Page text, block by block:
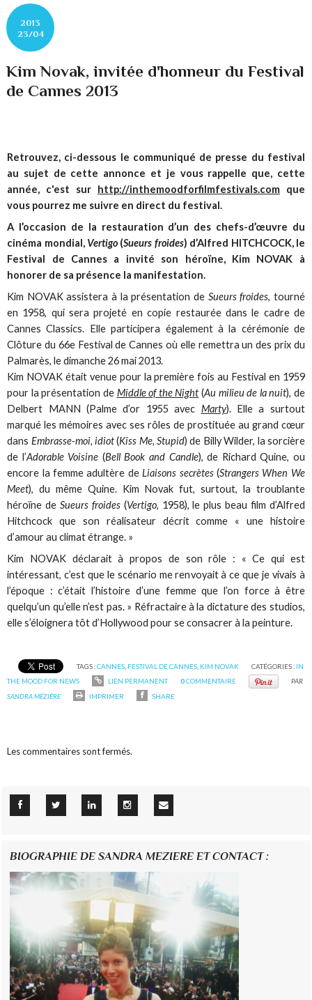
2013
23/04
Kim Novak, invitée d'honneur du Festival
de Cannes 2013
Retrouvez, ci-dessous le communiqué de presse du festival
au sujet de cette annonce et je vous rappelle que, cette
année, c'est sur http://inthemoodforfilmfestivals.comque
vous pourrez me suivre en direct du festival.
A l’occasion de la restauration d’un des chefs-d’œuvre du
cinéma mondial, Vertigo(Sueurs froides) d’Alfred HITCHCOCK, le
Festival de Cannes a invité son héroïne, Kim NOVAK à
honorer de sa présence la manifestation.
Kim NOVAK assistera à la présentation de Sueurs froides, tourné
en 1958, qui sera projeté en copie restaurée dans le cadre de
Cannes Classics. Elle participera également à la cérémonie de
Clôture du 66e Festival de Cannes où elle remettra un des prix du
Palmarès, le dimanche 26 mai 2013.
Kim NOVAK était venue pour la première fois au Festival en 1959
pour la présentation de Middle of the Night (Au milieu de la nuit), de
Delbert MANN (Palme d’or 1955 avec Marty). Elle a surtout
marqué les mémoires avec ses rôles de prostituée au grand cœur
dans Embrasse-moi, idiot(Kiss Me, Stupid) de Billy Wilder, la sorcière
de l’Adorable Voisine (Bell Book and Candle), de Richard Quine, ou
encore la femme adultère deLiaisons secrètes(Strangers When We
Meet), du même Quine. Kim Novak fut, surtout, la troublante
héroïne de Sueurs froides (Vertigo, 1958), le plus beau film d’Alfred
Hitchcock que son réalisateur décrit comme « une histoire
d’amour au climat étrange. »
Kim NOVAK déclarait à propos de son rôle : « Ce qui est
intéressant, c’est que le scénario me renvoyait à ce que je vivais à
l’époque : c’était l’histoire d’une femme que l’on force à être
quelqu’un qu’elle n’est pas. » Réfractaire à la dictature des studios,
elle s’éloignera tôt d’Hollywood pour se consacrer à la peinture.
TAGS :CANNES, FESTIVAL DE CANNES, KIM NOVAK CATÉGORIES : IN
THE MOOD FOR NEWS
LIEN PERMANENT 0COMMENTAIRE
PAR
SANDRA MÉZIÈRE
IMPRIMER SHARE
Les commentaires sont fermés.
BIOGRAPHIE DE SANDRA MEZIERE ET CONTACT :